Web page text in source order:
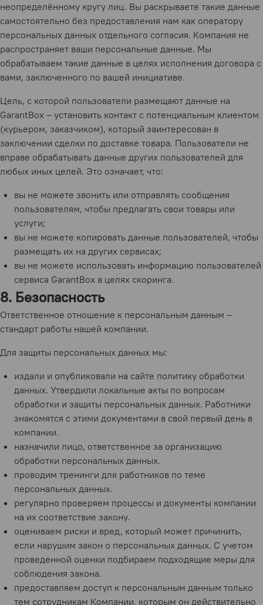
неопределённому кругу лиц. Вы раскрываете такие данные
самостоятельно без предоставления нам как оператору
персональных данных отдельного согласия. Компания не
распространяет ваши персональные данные. Мы
обрабатываем такие данные в целях исполнения договора с
вами, заключенного по вашей инициативе.
Цель, с которой пользователи размещают данные на
GarantBox – установить контакт с потенциальным клиентом
(курьером, заказчиком), который заинтересован в
заключении сделки по доставке товара. Пользователи не
вправе обрабатывать данные других пользователей для
любых иных целей. Это означает, что:
вы не можете звонить или отправлять сообщения
пользователям, чтобы предлагать свои товары или
услуги;
вы не можете копировать данные пользователей, чтобы
размещать их на других сервисах;
вы не можете использовать информацию пользователей
сервиса GarantBox в целях скоринга.
8. Безопасность
Ответственное отношение к персональным данным –
стандарт работы нашей компании.
Для защиты персональных данных мы:
издали и опубликовали на сайте политику обработки
данных. Утвердили локальные акты по вопросам
обработки и защиты персональных данных. Работники
знакомятся с этими документами в свой первый день в
компании.
назначили лицо, ответственное за организацию
обработки персональных данных.
проводим тренинги для работников по теме
персональных данных.
регулярно проверяем процессы и документы компании
на их соответствие закону.
оцениваем риски и вред, который может причинить,
если нарушим закон о персональных данных. С учетом
проведенной оценки подбираем подходящие меры для
соблюдения закона.
предоставляем доступ к персональным данным только
тем сотрудникам Компании, которым он действительно